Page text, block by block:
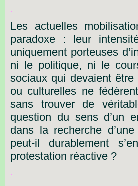
.
Les actuelles
paradoxe
: leur
uniquement porteuses
ni le politique, ni le
sociaux qui devaient être
ou culturelles ne fédèrent
sans
trouver de
question du sens d’un
dans la recherche d’une
peut-il
durablement s’en
protestation réactive ?
.